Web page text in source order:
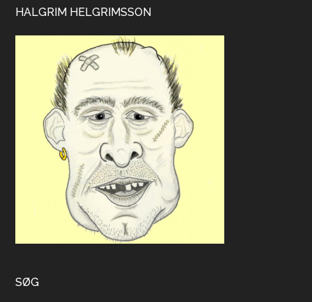
HALGRIM HELGRIMSSON
SØG